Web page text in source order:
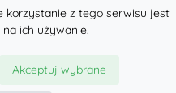
korzystanie z tego serwisu jest
ich używanie.
Akceptuj wybrane